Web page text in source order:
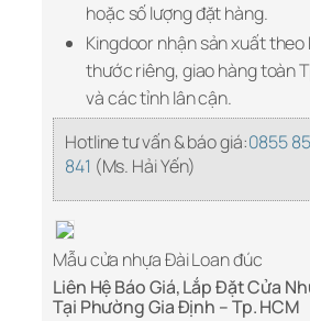
hoặc số lượng đặt hàng.
Kingdoor nhận sản xuất theo
thước riêng, giao hàng toàn
và các tỉnh lân cận.
Hotline tư vấn & báo giá:0855
841 (Ms. Hải Yến)
Mẫu cửa nhựa Đài Loan đúc
Liên Hệ Báo Giá, Lắp Đặt Cửa
Tại Phường Gia Định – Tp. HCM